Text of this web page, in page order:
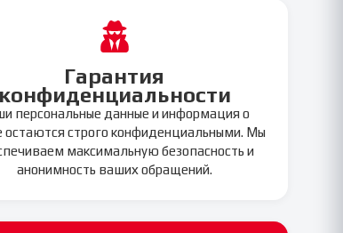
Гарантия
конфиденциальности
персональные данные и информация о
остаются строго конфиденциальными. Мы
максимальную безопасность и
анонимность ваших обращений.